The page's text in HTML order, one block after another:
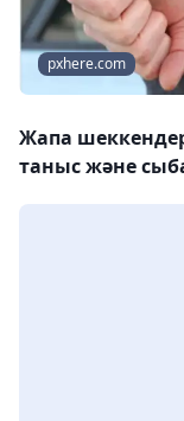
pxhere.com
Жапа
таныс және